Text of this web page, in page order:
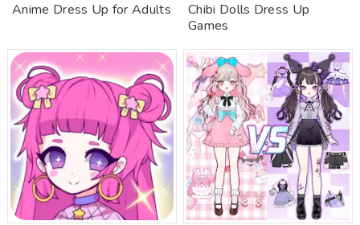
Anime Dress Up for Adults
Chibi Dolls Dress Up
Games